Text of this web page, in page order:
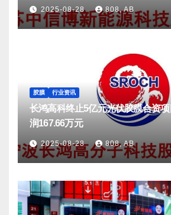
2025-08-28 808, AB
胶膜 行业资讯
长鸿高科终止5亿元光伏胶膜合资项
润167.66万元
2025-08-28 808, AB